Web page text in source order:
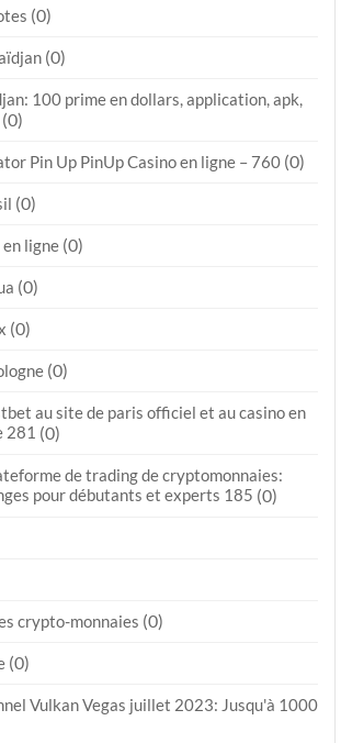
(0)
(0)
100 prime en dollars, application, apk,
(0)
Pin Up PinUp Casino en ligne – 760 (0)
(0)
en ligne (0)
(0)
(0)
(0)
au site de paris officiel et au casino en
281 (0)
de trading de cryptomonnaies:
pour débutants et experts 185 (0)
crypto-monnaies (0)
(0)
Vulkan Vegas juillet 2023: Jusqu'à 1000